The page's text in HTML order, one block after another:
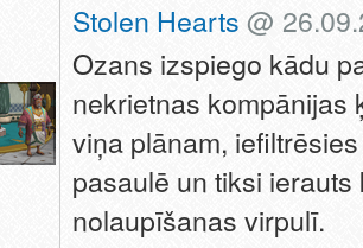
Stolen Hearts @
Ozans izspiego kādu
nekrietnas kompānijas
viņa plānam,
pasaulē un tiksi
nolaupīšanas virpulī.